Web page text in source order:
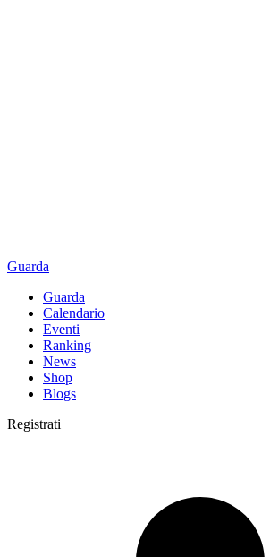
Guarda
Guarda
Calendario
Eventi
Ranking
News
Shop
Blogs
Registrati